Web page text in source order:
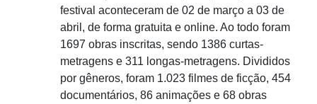
festival aconteceram de 02 de março a 03 de
abril, de forma gratuita e online. Ao todo foram
1697 obras inscritas, sendo 1386 curtas-
metragens e 311 longas-metragens. Divididos
por gêneros, foram 1.023 filmes de ficção, 454
documentários, 86 animações e 68 obras